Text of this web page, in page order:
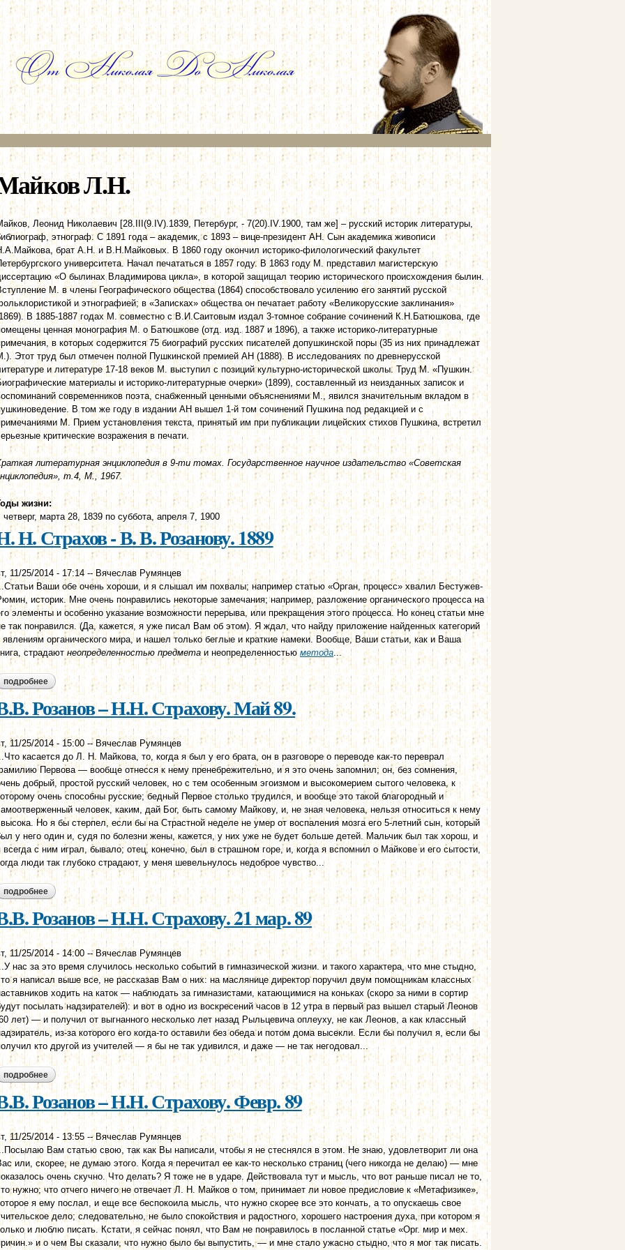
Перейти к
основному
содержанию
Л.Н.
Леонид Николаевич [28.III(9.IV).1839, Петербург, - 7(20).IV.1900, там же] – русский историк литературы,
этнограф. С 1891 года – академик, с 1893 – вице-президент АН. Сын академика живописи
брат А.Н. и В.Н.Майковых. В 1860 году окончил историко-филологический факультет
университета. Начал печататься в 1857 году. В 1863 году М. представил магистерскую
«О былинах Владимирова цикла», в которой защищал теорию исторического происхождения былин.
М. в члены Географического общества (1864) способствовало усилению его занятий русской
и этнографией; в «Записках» общества он печатает работу «Великорусские заклинания»
В 1885-1887 годах М. совместно с В.И.Саитовым издал 3-томное собрание сочинений К.Н.Батюшкова, где
ценная монография М. о Батюшкове (отд. изд. 1887 и 1896), а также историко-литературные
в которых содержится 75 биографий русских писателей допушкинской поры (35 из них принадлежат
Этот труд был отмечен полной Пушкинской премией АН (1888). В исследованиях по древнерусской
и литературе 17-18 веков М. выступил с позиций культурно-исторической школы. Труд М. «Пушкин.
материалы и историко-литературные очерки» (1899), составленный из неизданных записок и
современников поэта, снабженный ценными объяснениями М., явился значительным вкладом в
В том же году в издании АН вышел 1-й том сочинений Пушкина под редакцией и с
М. Прием установления текста, принятый им при публикации лицейских стихов Пушкина, встретил
критические возражения в печати.
литературная энциклопедия в 9-ти томах. Государственное научное издательство «Советская
т.4, М., 1967.
жизни:
четверг, марта 28, 1839по суббота, апреля 7, 1900
Н. Страхов - В. В. Розанову. 1889
11/25/2014 - 17:14--Вячеслав Румянцев
Ваши обе очень хороши, и я слышал им похвалы; например статью «Орган, процесс» хвалил Бестужев-
историк. Мне очень понравились некоторые замечания; например, разложение органического процесса на
элементы и особенно указание возможности перерыва, или прекращения этого процесса. Но конец статьи мне
так понравился. (Да, кажется, я уже писал Вам об этом). Я ждал, что найду приложение найденных категорий
явлениям органического мира, и нашел только беглые и краткие намеки. Вообще, Ваши статьи, как и Ваша
страдаютнеопределенностью предметаи неопределенностью метода ...
подробнее о н. н. страхов - в. в. розанову. 1889
Розанов – Н.Н. Страхову. Май 89.
11/25/2014 - 15:00 --Вячеслав Румянцев
касается до Л. Н. Майкова, то, когда я был у его брата, он в разговоре о переводе как-то переврал
Первова — вообще отнесся к нему пренебрежительно, и я это очень запомнил; он, без сомнения,
добрый, простой русский человек, но с тем особенным эгоизмом и высокомерием сытого человека, к
очень способны русские; бедный Первое столько трудился, и вообще это такой благородный и
человек, каким, дай Бог, быть самому Майкову, и, не зная человека, нельзя относиться к нему
Но я бы стерпел, если бы на Страстной неделе не умер от воспаления мозга его 5-летний сын, который
у него один и, судя по болезни жены, кажется, у них уже не будет больше детей. Мальчик был так хорош, и
всегда с ним играл, бывало; отец, конечно, был в страшном горе, и, когда я вспомнил о Майкове и его сытости,
люди так глубоко страдают, у меня шевельнулось недоброе чувство...
подробнее о в.в. розанов – н.н. страхову. май 89.
Розанов – Н.Н. Страхову. 21 мар. 89
11/25/2014 - 14:00 --Вячеслав Румянцев
нас за это время случилось несколько событий в гимназической жизни. и такого характера, что мне стыдно,
я написал выше все, не рассказав Вам о них: на маслянице директор поручил двум помощникам классных
ходить на каток — наблюдать за гимназистами, катающимися на коньках (скоро за ними в сортир
посылать надзирателей): и вот в одно из воскресений часов в 12 утра в первый раз вышел старый Леонов
лет) — и получил от выгнанного несколько лет назад Рыльцевича оплеуху, не как Леонов, а как классный
из-за которого его когда-то оставили без обеда и потом дома высекли. Если бы получил я, если бы
кто другой из учителей — я бы не так удивился, и даже — не так негодовал...
подробнее о в.в. розанов – н.н. страхову. 21 мар. 89
Розанов – Н.Н. Страхову. Февр. 89
11/25/2014 - 13:55 --Вячеслав Румянцев
Вам статью свою, так как Вы написали, чтобы я не стеснялся в этом. Не знаю, удовлетворит ли она
или, скорее, не думаю этого. Когда я перечитал ее как-то несколько страниц (чего никогда не делаю) — мне
очень скучно. Что делать? Я тоже не в ударе. Действовала тут и мысль, что вот раньше писал не то,
нужно; что отчего ничего не отвечает Л. Н. Майков о том, принимает ли новое предисловие к «Метафизике»,
я ему послал, и еще все беспокоила мысль, что нужно скорее все это кончать, а то опускаешь свое
дело; следовательно, не было спокойствия и радостного, хорошего настроения духа, при котором я
и люблю писать. Кстати, я сейчас понял, что Вам не понравилось в посланной статье «Орг. мир и мех.
и о чем Вы сказали, что нужно было бы выпустить, — и мне стало ужасно стыдно, что я мог так писать.